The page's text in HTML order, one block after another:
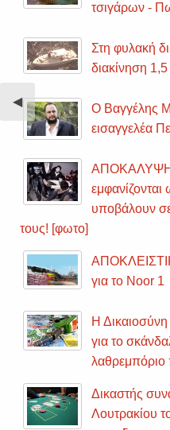
Previous
Slide
◀︎
τσιγάρων -
Στη φυλακή
διακίνηση 1,5
Ο Βαγγέλης
εισαγγελέα
ΑΠΟΚΑΛΥΨΗ:
υποβάλουν
τους! [φωτο]
για το Noor 1
Η
για το
λαθρεμπόριο
Δικαστής
Λουτρακίου